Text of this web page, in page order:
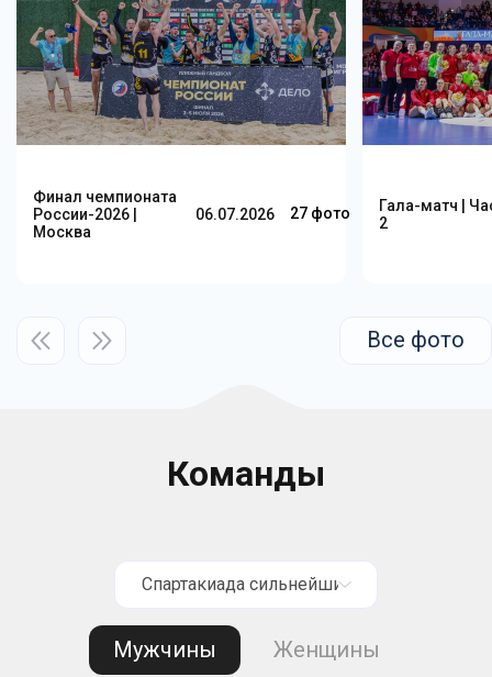
Финал чемпионата
России-2026 |
Москва
06.07.2026 27 фото
Гала-матч |
2
Все фото
Команды
Спартакиада сильнейших
Мужчины Женщины